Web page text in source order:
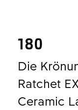
180
Die
Ratchet
Ceramic